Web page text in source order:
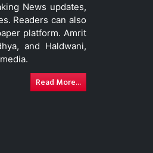
News updates,
Readers can also
platform. Amrit
and Haldwani,
Read More...